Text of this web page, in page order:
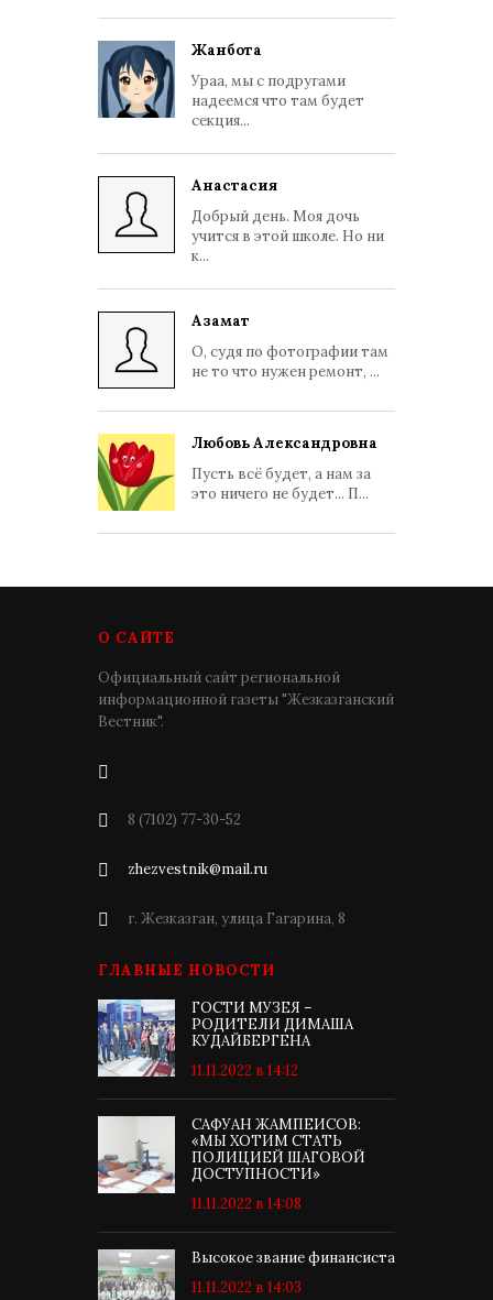
Жанбота
Ураа, мы с подругами
надеемся что там будет
секция...
Анастасия
Добрый день. Моя дочь
учится в этой школе. Но ни
к...
Азамат
О, судя по фотографии там
не то что нужен ремонт, ...
Любовь Александровна
Пусть всё будет, а нам за
это ничего не будет... П...
О САЙТЕ
Официальный сайт региональной
информационной газеты "Жезказганский
Вестник".
8 (7102) 77-30-52
zhezvestnik@mail.ru
г. Жезказган, улица Гагарина, 8
ГЛАВНЫЕ НОВОСТИ
ГОСТИ МУЗЕЯ –
РОДИТЕЛИ ДИМАША
КУДАЙБЕРГЕНА
11.11.2022 в 14:12
САФУАН ЖАМПЕИСОВ:
«МЫ ХОТИМ СТАТЬ
ПОЛИЦИЕЙ ШАГОВОЙ
ДОСТУПНОСТИ»
11.11.2022 в 14:08
Высокое звание финансиста
11.11.2022 в 14:03